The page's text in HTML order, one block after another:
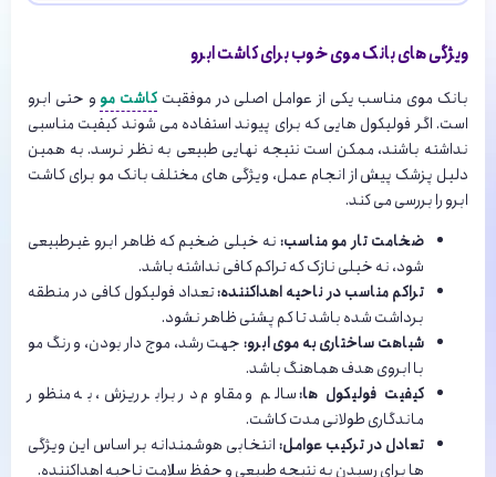
ویژگی های بانک موی خوب برای کاشت ابرو
بانک موی مناسب یکی از عوامل اصلی در موفقیت کاشت مو و حتی ابرو
است. اگر فولیکول هایی که برای پیوند استفاده می شوند کیفیت مناسبی
نداشته باشند، ممکن است نتیجه نهایی طبیعی به نظر نرسد. به همین
دلیل پزشک پیش از انجام عمل، ویژگی های مختلف بانک مو برای کاشت
ابرو را بررسی می کند.
ضخامت تار مو مناسب:نه خیلی ضخیم که ظاهر ابرو غیرطبیعی
شود، نه خیلی نازک که تراکم کافی نداشته باشد.
تراکم مناسب در ناحیه اهداکننده:تعداد فولیکول کافی در منطقه
برداشت شده باشد تا کم پشتی ظاهر نشود.
شباهت ساختاری به موی ابرو:جهت رشد، موج دار بودن، و رنگ مو
با ابروی هدف هماهنگ باشد.
کیفیت فولیکول ها:سالم و مقاوم در برابر ریزش، به منظور
ماندگاری طولانی مدت کاشت.
تعادل در ترکیب عوامل:انتخابی هوشمندانه بر اساس این ویژگی
ها برای رسیدن به نتیجه طبیعی و حفظ سلامت ناحیه اهداکننده.